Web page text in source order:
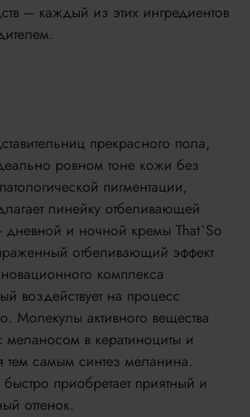
– каждый из этих ингредиентов
прекрасного пола,
ровном тоне кожи без
пигментации,
линейку отбеливающей
дневной и ночной кремы That`So
отбеливающий эффект
комплекса
воздействует на процесс
Молекулы активного вещества
меланосом в кератиноциты и
тем самым синтез меланина.
приобретает приятный и
оттенок.